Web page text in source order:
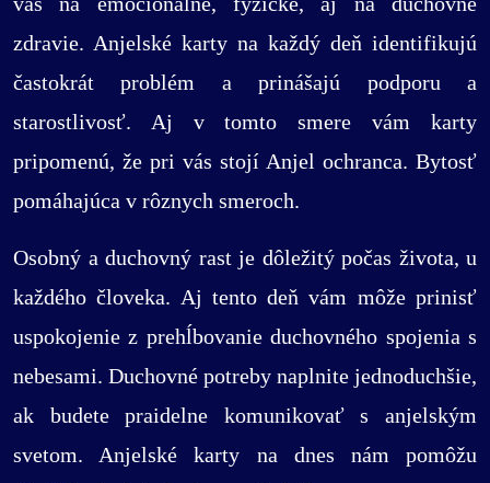
zdravie. Anjelské karty na každý deň identifikujú
častokrát problém a prinášajú podporu a
starostlivosť. Aj v tomto smere vám karty
pripomenú, že pri vás stojí Anjel ochranca. Bytosť
pomáhajúca v rôznych smeroch.
Osobný a duchovný rast je dôležitý počas života, u
každého človeka. Aj tento deň vám môže prinisť
uspokojenie z prehĺbovanie duchovného spojenia s
nebesami. Duchovné potreby naplnite jednoduchšie,
ak budete praidelne komunikovať s anjelským
svetom. Anjelské karty na dnes nám pomôžu